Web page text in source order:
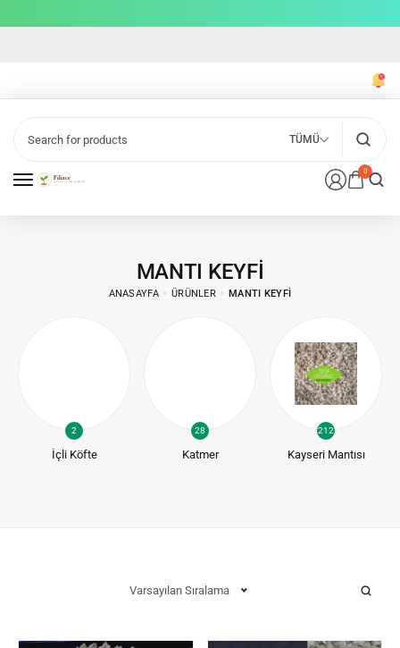
0
TÜMÜ
MANTI KEYFI
ANASAYFA ÜRÜNLER MANTI KEYFI
2
İçli Köfte
28
Katmer
212
Kayseri Mantısı
Varsayılan Sıralama